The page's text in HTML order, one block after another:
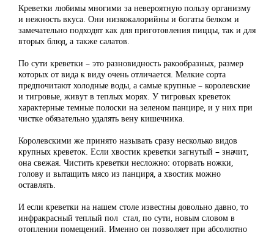
Креветки любимы многими за невероятную пользу организму
и нежность вкуса. Они низкокалорийны и богаты белком и
замечательно подходят как для приготовления пиццы, так и для
вторых блюд, а также салатов.
По сути креветки – это разновидность ракообразных, размер
которых от вида к виду очень отличается. Мелкие сорта
предпочитают холодные воды, а самые крупные – королевские
и тигровые, живут в теплых морях. У тигровых креветок
характерные темные полоски на зеленом панцире, и у них при
чистке обязательно удалять вену кишечника.
Королевскими же принято называть сразу несколько видов
крупных креветок. Если хвостик креветки загнутый – значит,
она свежая. Чистить креветки несложно: оторвать ножки,
голову и вытащить мясо из панциря, а хвостик можно
оставлять.
И если креветки на нашем столе известны довольно давно, то
инфракрасный теплый пол стал, по сути, новым словом в
отоплении помещений. Именно он позволяет при абсолютно